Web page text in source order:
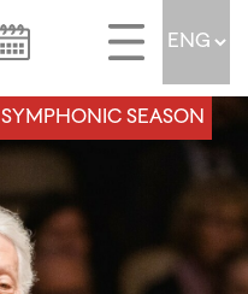
SYMPHONIC SEASON